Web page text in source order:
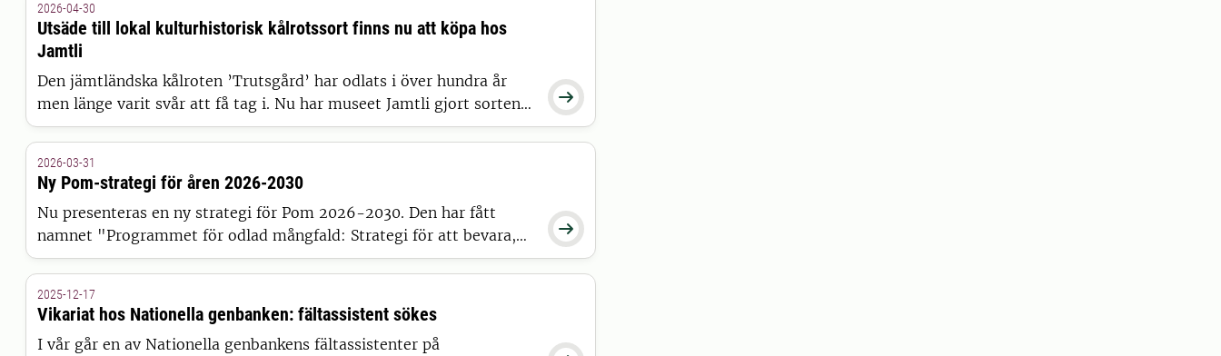

2026-04-30
Utsäde till lokal kulturhistorisk kålrotssort finns nu att köpa hos
Jamtli
Den jämtländska kålroten ’Trutsgård’ har odlats i över hundra år
men länge varit svår att få tag i. Nu har museet Jamtli gjort sorten
tillgänglig igen genom att ta fram eget utsäde.

2026-03-31
Ny Pom-strategi för åren 2026-2030
Nu presenteras en ny strategi för Pom 2026-2030. Den har fått
namnet "Programmet för odlad mångfald: Strategi för att bevara,
använda och utveckla växtgenetiska resurser i en föränderlig värld".
2025-12-17
Vikariat hos Nationella genbanken: fältassistent sökes
I vår går en av Nationella genbankens fältassistenter på